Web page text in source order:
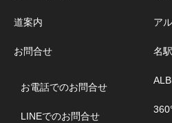
道案内
お問合せ
お電話でのお問合せ
LINEでのお問合せ
ア
名